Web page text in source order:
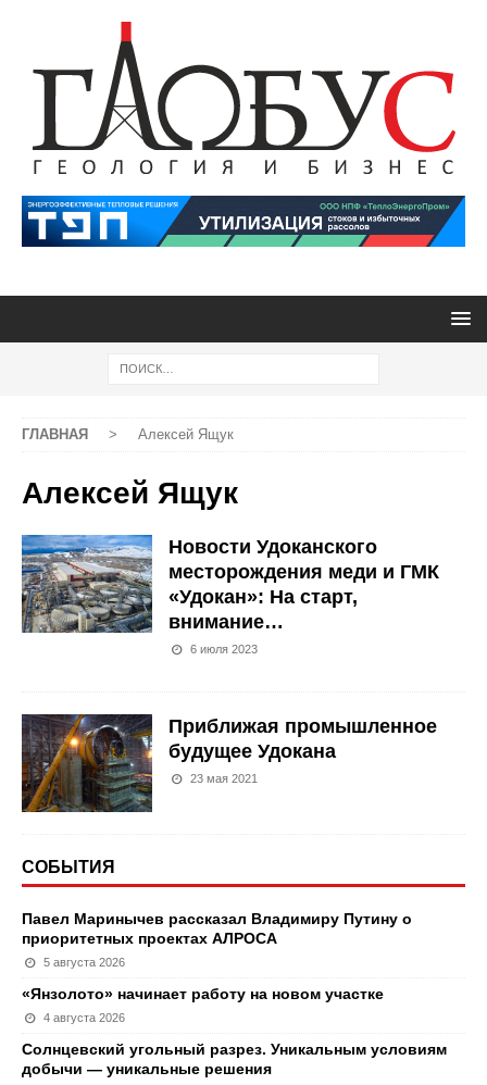
ГЛАВНАЯ > Алексей Ящук
Алексей Ящук
Новости Удоканского
месторождения меди и ГМК
«Удокан»: На старт,
внимание…
6 июля 2023
Приближая промышленное
будущее Удокана
23 мая 2021
СОБЫТИЯ
Павел Маринычев рассказал Владимиру Путину о
приоритетных проектах АЛРОСА
5 августа 2026
«Янзолото» начинает работу на новом участке
4 августа 2026
Солнцевский угольный разрез. Уникальным условиям
добычи — уникальные решения